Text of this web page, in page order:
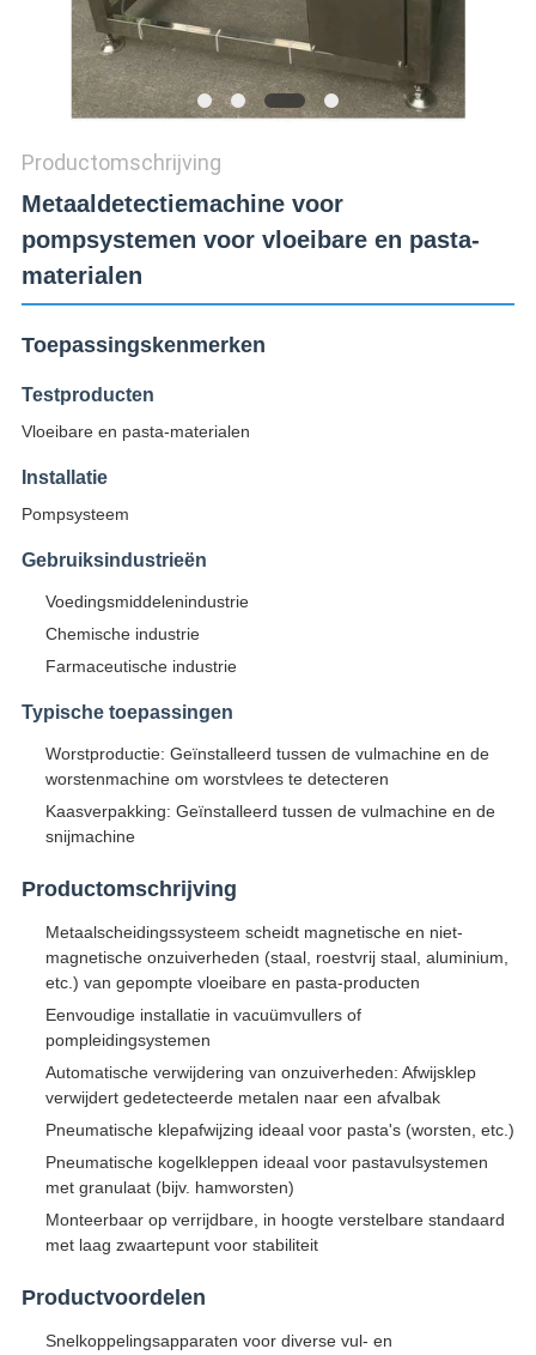
Productomschrijving
Metaaldetectiemachine voor
pompsystemen voor vloeibare en pasta-
materialen
Toepassingskenmerken
Testproducten
Vloeibare en pasta-materialen
Installatie
Pompsysteem
Gebruiksindustrieën
Voedingsmiddelenindustrie
Chemische industrie
Farmaceutische industrie
Typische toepassingen
Worstproductie: Geïnstalleerd tussen de vulmachine en de
worstenmachine om worstvlees te detecteren
Kaasverpakking: Geïnstalleerd tussen de vulmachine en de
snijmachine
Productomschrijving
Metaalscheidingssysteem scheidt magnetische en niet-
magnetische onzuiverheden (staal, roestvrij staal, aluminium,
etc.) van gepompte vloeibare en pasta-producten
Eenvoudige installatie in vacuümvullers of
pompleidingsystemen
Automatische verwijdering van onzuiverheden: Afwijsklep
verwijdert gedetecteerde metalen naar een afvalbak
Pneumatische klepafwijzing ideaal voor pasta's (worsten, etc.)
Pneumatische kogelkleppen ideaal voor pastavulsystemen
met granulaat (bijv. hamworsten)
Monteerbaar op verrijdbare, in hoogte verstelbare standaard
met laag zwaartepunt voor stabiliteit
Productvoordelen
Snelkoppelingsapparaten voor diverse vul- en